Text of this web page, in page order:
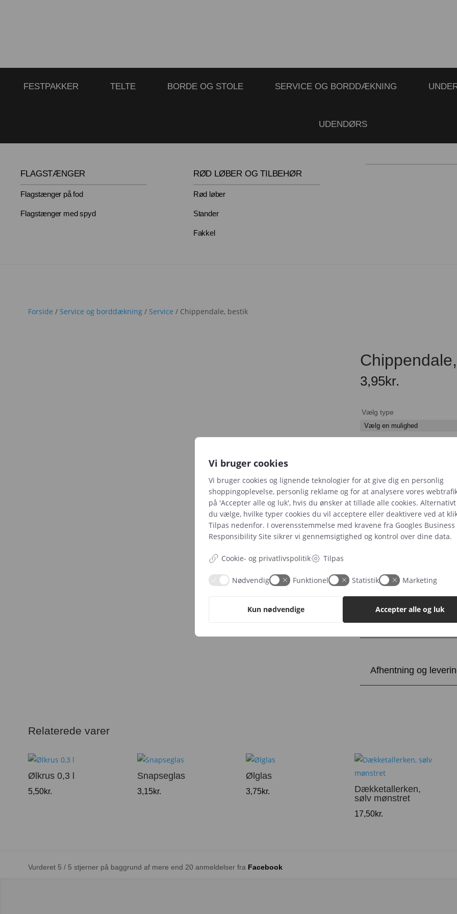
FESTPAKKER TELTE BORDE OG STOLE SERVICE OG BORDDÆKNING
UDENDØRS
FLAGSTÆNGER
Flagstænger på fod
Flagstænger med spyd
RØD LØBER OG TILBEHØR
Rød løber
Stander
Fakkel
Forside / Service og borddækning / Service / Chippendale, bestik
3,95kr.
Vælg type
En lejeperiode er 2-5 dage,
Vælg venligst en startdato
returnering. Kontakt os
tirsdag, lørdag or
Chippendale,
Tilføj til
Yderligere
Afhentning og
Relaterede varer
Ølkrus 0,3 l
5,50kr.
Snapseglas
3,15kr.
Ølglas
3,75kr.
Dækketallerken,
sølv mønstret
17,50kr.
Vurderet 5 / 5 stjerner på baggrund af mere end 20 anmeldelser fra Facebook
Vi bruger cookies
Vi bruger cookies og lignende teknologier for at give dig en personlig
shoppingoplevelse, personlig reklame og for at analysere vores
på 'Accepter alle og luk', hvis du ønsker at tillade alle cookies.
du vælge, hvilke typer cookies du vil acceptere eller deaktivere ved at
Tilpas nedenfor. I overensstemmelse med kravene fra Googles Business
Responsibility Site sikrer vi gennemsigtighed og kontrol over dine data.
Cookie- og privatlivspolitik Tilpas
Nødvendig Funktionel Statistik Marketing
Kun nødvendige Accepter alle og luk